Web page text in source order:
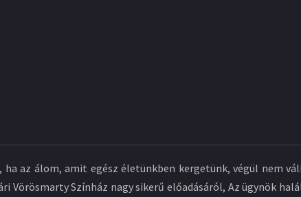
az álom, amit egész életünkben kergetünk, végül nem
Vörösmarty Színház nagy sikerű előadásáról, Az ügynök